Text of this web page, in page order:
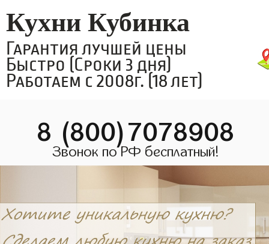
Кухни Кубинка
Гарантия лучшей цены
Быстро (Сроки 3 дня)
Работаем с 2008г. (18 лет)
8 (800)7078908
Звонок по РФ бесплатный!